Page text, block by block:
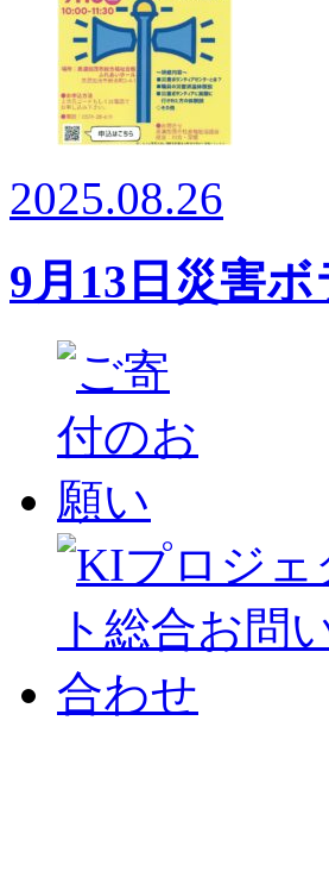
2025.08.26
9月13日災害